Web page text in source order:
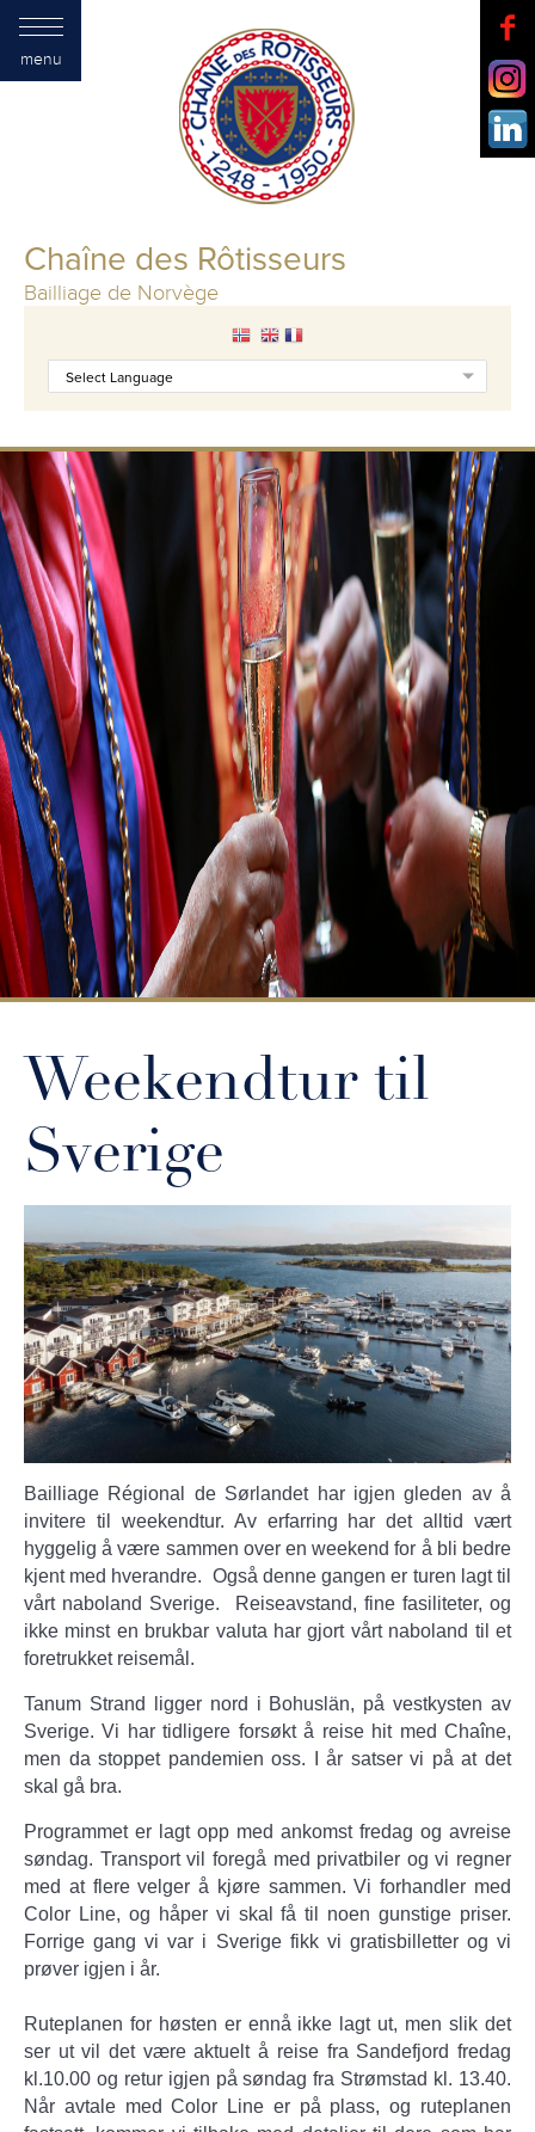
Chaîne des Rôtisseurs
Bailliage de Norvège
Weekendtur til
Sverige
Bailliage Régional de Sørlandet har igjen gleden av å
invitere til weekendtur. Av erfarring har det alltid vært
hyggelig å være sammen over en weekend for å bli bedre
kjent med hverandre. Også denne gangen er turen lagt til
vårt naboland Sverige. Reiseavstand, fine fasiliteter, og
ikke minst en brukbar valuta har gjort vårt naboland til et
foretrukket reisemål.
Tanum Strand ligger nord i Bohuslän, på vestkysten av
Sverige. Vi har tidligere forsøkt å reise hit med Chaîne,
men da stoppet pandemien oss. I år satser vi på at det
skal gå bra.
Programmet er lagt opp med ankomst fredag og avreise
søndag. Transport vil foregå med privatbiler og vi regner
med at flere velger å kjøre sammen. Vi forhandler med
Color Line, og håper vi skal få til noen gunstige priser.
Forrige gang vi var i Sverige fikk vi gratisbilletter og vi
prøver igjen i år.
Ruteplanen for høsten er ennå ikke lagt ut, men slik det
ser ut vil det være aktuelt å reise fra Sandefjord fredag
kl.10.00 og retur igjen på søndag fra Strømstad kl. 13.40.
Når avtale med Color Line er på plass, og ruteplanen
menu